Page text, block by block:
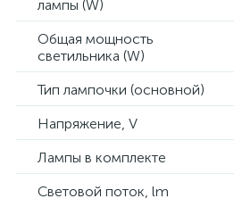
лампы (W)
Общая мощность
светильника (W)
Тип лампочки (основной)
Напряжение, V
Лампы в комплекте
Световой поток, lm